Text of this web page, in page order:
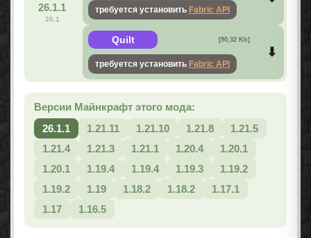
26.1.1
26.1
требуется установить Fabric API
Quilt [90,32 Kb]
требуется установить Fabric API
Версии Майнкрафт этого мода:
26.1.1
1.21.11 1.21.10 1.21.8
1.21.5
1.21.4
1.21.3 1.21.1 1.20.4
1.20.1
1.20.1
1.19.4 1.19.4 1.19.3
1.19.2
1.19.2
1.19 1.18.2 1.18.2
1.17.1
1.17
1.16.5